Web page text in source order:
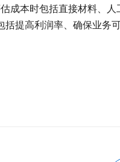
成本时包括直接材料、
括提高利润率、确保业务